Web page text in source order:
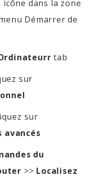
dans la zone
Démarrer de
tab
sur
sur
avancés
du
>> Localisez